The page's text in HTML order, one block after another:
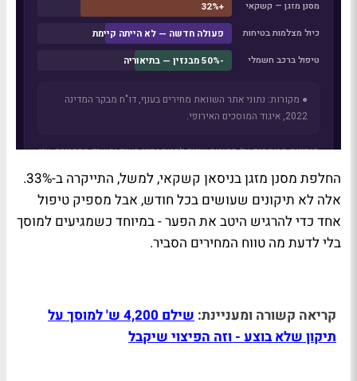
החלפת מסנן מזגן בניסאן קשקאי, למשל, התייקרה ב-33%.
אלה לא תיקונים שעושים בכל חודש, אבל מספיק טיפול
אחד כדי להרגיש היטב את הפער - במיוחד כשמגיעים למוסך
בלי לדעת מה טווח המחירים הסביר.
קריאה קשורה ומעניינת:
שילם 4,200 ש' למוסך על
תיקון שלא בוצע - וזה הפיצוי שיקבל